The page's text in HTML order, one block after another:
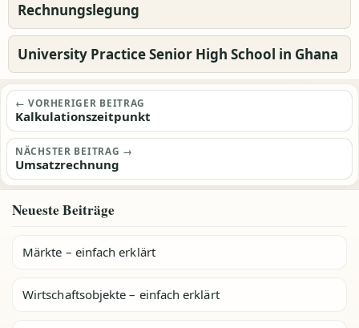
Rechnungslegung
University Practice Senior High School in Ghana
Beitragsnavigation
← VORHERIGER BEITRAG
Kalkulationszeitpunkt
NÄCHSTER BEITRAG →
Umsatzrechnung
Neueste Beiträge
Märkte – einfach erklärt
Wirtschaftsobjekte – einfach erklärt